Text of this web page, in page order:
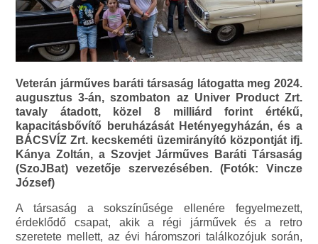
Veterán járműves baráti társaság látogatta meg 2024.
augusztus 3-án, szombaton az Univer Product Zrt.
tavaly átadott, közel 8 milliárd forint értékű,
kapacitásbővítő beruházását Hetényegyházán, és a
BÁCSVÍZ Zrt. kecskeméti üzemirányító központját ifj.
Kánya Zoltán, a Szovjet Járműves Baráti Társaság
(SzoJBat) vezetője szervezésében. (Fotók: Vincze
József)
A társaság a sokszínűsége ellenére fegyelmezett,
érdeklődő csapat, akik a régi járművek és a retro
szeretete mellett, az évi háromszori találkozójuk során,